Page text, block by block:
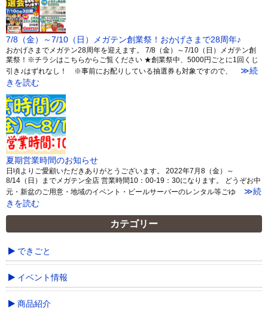
7/8（金）～7/10（日）メガテン創業祭！おかげさまで28周年♪
おかげさまでメガテン28周年を迎えます。 7/8（金）～7/10（日）メガテン創
業祭！※チラシはこちらからご覧ください ★創業祭中、5000円ごとに1回くじ
引き♪はずれなし！ ※事前にお配りしている抽選券も対象ですので、
≫続
きを読む
夏期営業時間のお知らせ
日頃よりご愛顧いただきありがとうございます。 2022年7月8（金）～
8/14（日）までメガテン全店 営業時間10：00-19：30になります。 どうぞお中
元・新盆のご用意・地域のイベント・ビールサーバーのレンタル等ごゆ
≫続
きを読む
カテゴリー
できごと
イベント情報
商品紹介